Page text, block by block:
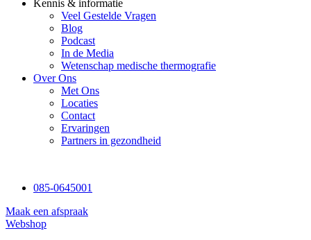
Kennis & informatie
Veel Gestelde Vragen
Blog
Podcast
In de Media
Wetenschap medische thermografie
Over Ons
Met Ons
Locaties
Contact
Ervaringen
Partners in gezondheid
085-0645001
Maak een afspraak
Webshop